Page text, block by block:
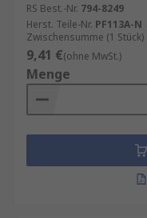
RS Best.-Nr. 794-8249
Herst. Teile-Nr. PF113A-N
Zwischensumme (1 Stück)
9,41 €(ohne MwSt.)
Menge